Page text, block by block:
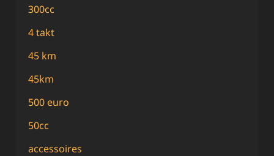
300cc
4 takt
45 km
45km
500 euro
50cc
accessoires